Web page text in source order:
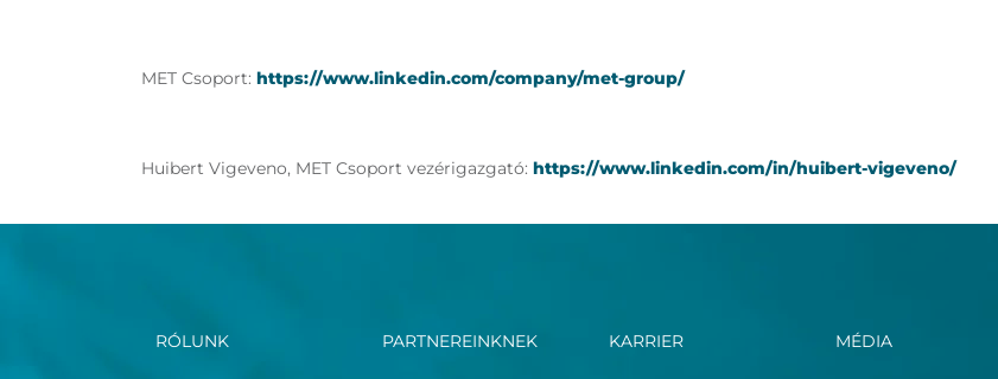
MET Csoport: https://www.linkedin.com/company/met-group/
Huibert Vigeveno, MET Csoport vezérigazgató: https://www.linkedin.com/in/huibert-vigeveno/
RÓLUNK PARTNEREINKNEK KARRIER MÉDIA